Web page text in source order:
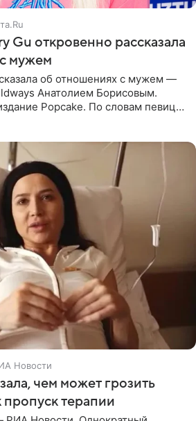
Gu откровенно рассказала
мужем
об отношениях с мужем —
Анатолием Борисовым.
Popcake. По словам певицы,
Новости
чем может грозить
терапии